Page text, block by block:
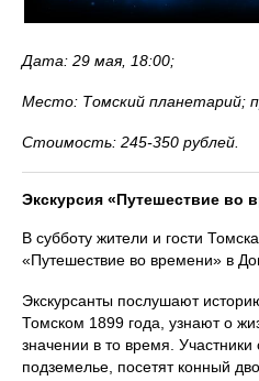
Дата: 29 мая, 18:00;
Место: Томский планетарий;
Стоимость: 245-350 рублей.
Экскурсия «Путешествие во
В субботу жители и гости
«Путешествие во времени» в
Экскурсанты послушают
Томском 1899 года, узнают о
значении в то время. Участники
подземелье, посетят конный